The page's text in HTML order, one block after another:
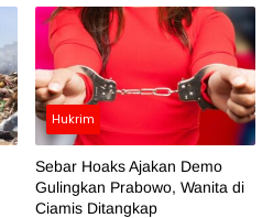
Hukrim
Sebar Hoaks Ajakan Demo
Gulingkan Prabowo, Wanita di
Ciamis Ditangkap